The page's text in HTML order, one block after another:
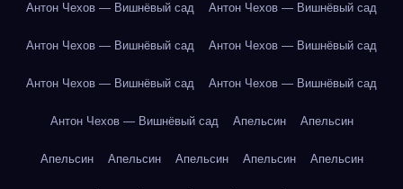
Антон Чехов — Вишнёвый сад Антон Чехов — Вишнёвый сад
Антон Чехов — Вишнёвый сад Антон Чехов — Вишнёвый сад
Антон Чехов — Вишнёвый сад Антон Чехов — Вишнёвый сад
Антон Чехов — Вишнёвый сад Апельсин Апельсин
Апельсин Апельсин Апельсин Апельсин Апельсин